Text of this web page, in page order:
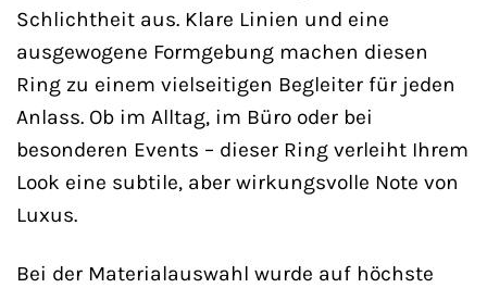
Schlichtheit aus. Klare Linien und eine
ausgewogene Formgebung machen diesen
Ring zu einem vielseitigen Begleiter für jeden
Anlass. Ob im Alltag, im Büro oder bei
besonderen Events – dieser Ring verleiht Ihrem
Look eine subtile, aber wirkungsvolle Note von
Luxus.
Bei der Materialauswahl wurde auf höchste